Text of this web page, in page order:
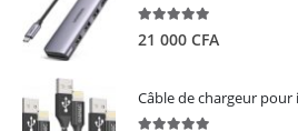
5.00out of 5
21 000 CFA